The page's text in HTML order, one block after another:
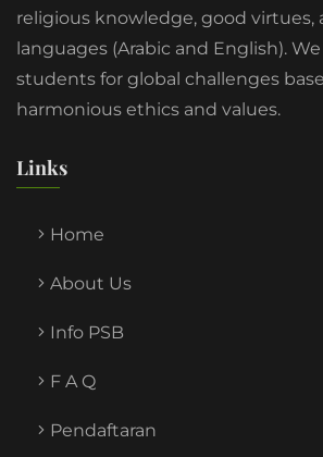
religious knowledge, good virtues,
languages (Arabic and English).
students for global challenges
harmonious ethics and values.
Links
Home
About Us
Info PSB
F A Q
Pendaftaran